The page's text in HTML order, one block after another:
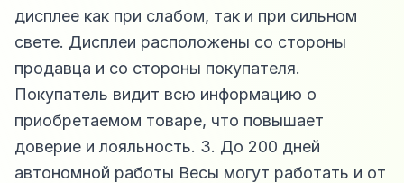
дисплее как при слабом, так и при сильном
свете. Дисплеи расположены со стороны
продавца и со стороны покупателя.
Покупатель видит всю информацию о
приобретаемом товаре, что повышает
доверие и лояльность. 3. До 200 дней
автономной работы Весы могут работать и от